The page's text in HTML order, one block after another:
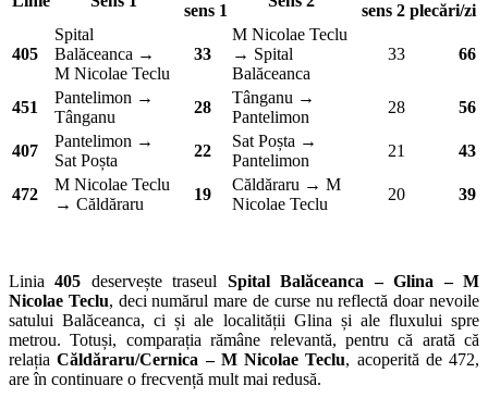
sens 1 sens 2 plecări/zi
405
Spital
Balăceanca →
M Nicolae Teclu
33
M Nicolae Teclu
→ Spital
Balăceanca
33 66
451
Pantelimon →
Tânganu
28
Tânganu →
Pantelimon
28 56
407
Pantelimon →
Sat Poșta
22
Sat Poșta →
Pantelimon
21 43
472
M Nicolae Teclu
→ Căldăraru
19
Căldăraru → M
Nicolae Teclu
20 39
Linia405 deservește traseul Spital Balăceanca – Glina – M
Nicolae Teclu, deci numărul mare de curse nu reflectă doar nevoile
satului Balăceanca, ci și ale localității Glina și ale fluxului spre
metrou. Totuși, comparația rămâne relevantă, pentru că arată că
relațiaCăldăraru/Cernica – M Nicolae Teclu, acoperită de 472,
are în continuare o frecvență mult mai redusă.